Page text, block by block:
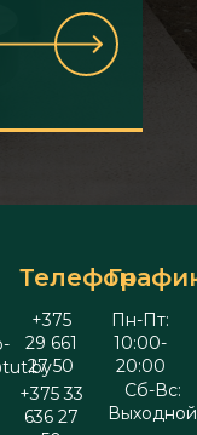
Телефон
+375
29 661
27 50
+375 33
636 27
Пн-Пт:
10:00-
20:00
Сб-Вс:
Выходной